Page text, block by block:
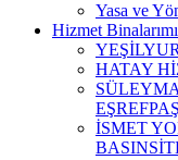
Yasa ve
Hizmet
HATAY
İSMET